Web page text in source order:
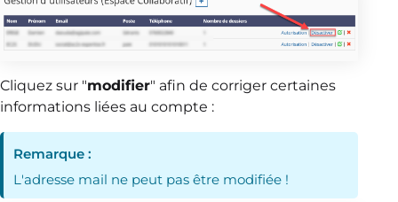
Cliquez sur "modifier" afin de corriger certaines
informations liées au compte :
Remarque :
L'adresse mail ne peut pas être modifiée !